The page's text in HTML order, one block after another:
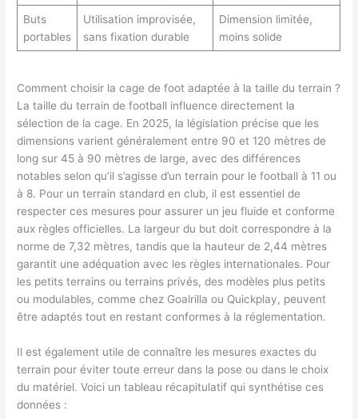
Buts
portables
Utilisation improvisée,
sans fixation durable
Dimension limitée,
moins solide
Comment choisir la cage de foot adaptée à la taille du terrain ?
La taille du terrain de football influence directement la
sélection de la cage. En 2025, la législation précise que les
dimensions varient généralement entre 90 et 120 mètres de
long sur 45 à 90 mètres de large, avec des différences
notables selon qu’il s’agisse d’un terrain pour le football à 11 ou
à 8. Pour un terrain standard en club, il est essentiel de
respecter ces mesures pour assurer un jeu fluide et conforme
aux règles officielles. La largeur du but doit correspondre à la
norme de 7,32 mètres, tandis que la hauteur de 2,44 mètres
garantit une adéquation avec les règles internationales. Pour
les petits terrains ou terrains privés, des modèles plus petits
ou modulables, comme chez Goalrilla ou Quickplay, peuvent
être adaptés tout en restant conformes à la réglementation.
Il est également utile de connaître les mesures exactes du
terrain pour éviter toute erreur dans la pose ou dans le choix
du matériel. Voici un tableau récapitulatif qui synthétise ces
données :